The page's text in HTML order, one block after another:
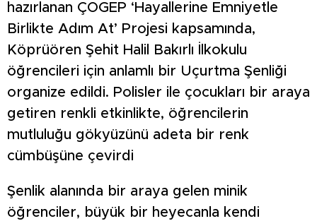
hazırlanan ÇOGEP ‘Hayallerine Emniyetle
Birlikte Adım At’ Projesi kapsamında,
Köprüören Şehit Halil Bakırlı İlkokulu
öğrencileri için anlamlı bir Uçurtma Şenliği
organize edildi. Polisler ile çocukları bir araya
getiren renkli etkinlikte, öğrencilerin
mutluluğu gökyüzünü adeta bir renk
cümbüşüne çevirdi
Şenlik alanında bir araya gelen minik
öğrenciler, büyük bir heyecanla kendi